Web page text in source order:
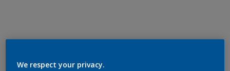
We respect your privacy.